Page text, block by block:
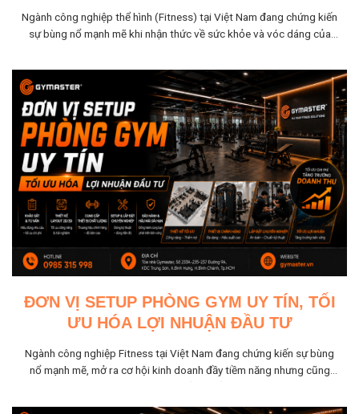
Ngành công nghiệp thể hình (Fitness) tại Việt Nam đang chứng kiến
sự bùng nổ mạnh mẽ khi nhận thức về sức khỏe và vóc dáng của
ĐƠN VỊ SETUP PHÒNG GYM UY TÍN, TỐI
ƯU HÓA LỢI NHUẬN ĐẦU TƯ
Ngành công nghiệp Fitness tại Việt Nam đang chứng kiến sự bùng
nổ mạnh mẽ, mở ra cơ hội kinh doanh đầy tiềm năng nhưng cũng